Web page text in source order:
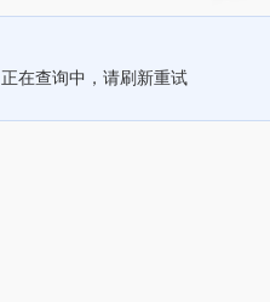
正在查询中，请刷新重试